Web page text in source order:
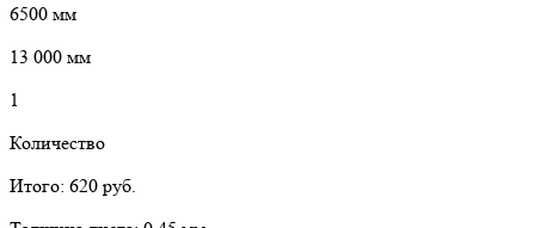
6500 мм
13 000 мм
1
Количество
Итого: 620 руб.